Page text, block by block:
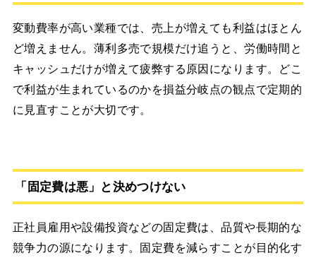
変動費率が高い業種では、売上が増えても利益はほとん
ど増えません。薄利多売で規模だけ追うと、労働時間と
キャッシュだけが増えて疲弊する原因になります。どこ
で利益が生まれているのかを損益分岐点の観点で定期的
に見直すことが大切です。
「固定費は悪」と決めつけない
正社員雇用や設備投資などの固定費は、品質や長期的な
競争力の源になります。固定費を減らすことが目的化す